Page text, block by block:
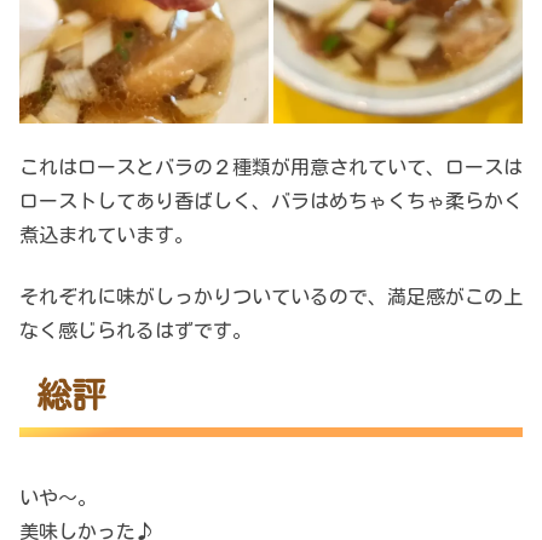
これはロースとバラの２種類が用意されていて、ロースは
ローストしてあり香ばしく、バラはめちゃくちゃ柔らかく
煮込まれています。
それぞれに味がしっかりついているので、満足感がこの上
なく感じられるはずです。
総評
いや～。
美味しかった♪